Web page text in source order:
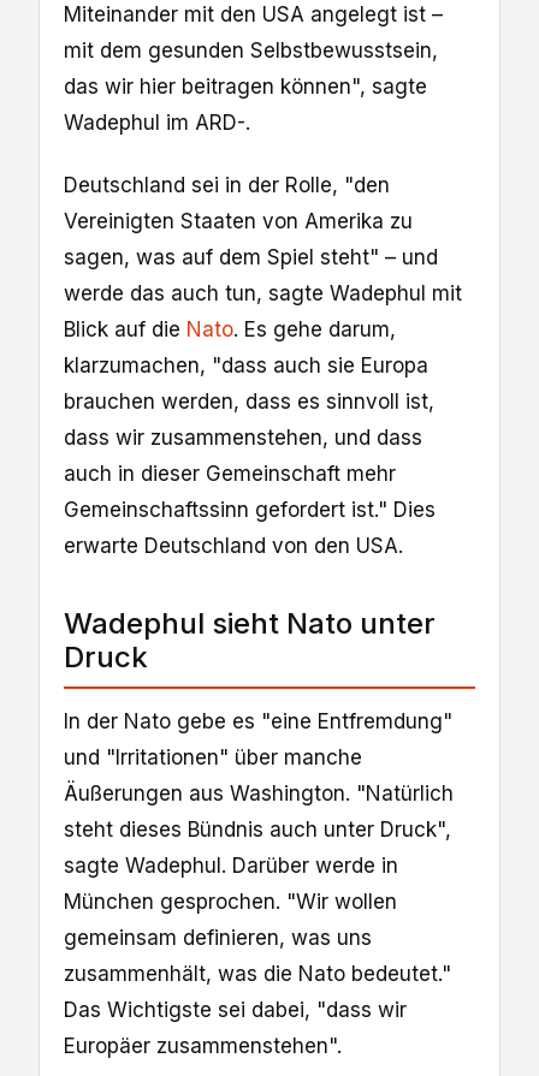
Miteinander mit den USA angelegt ist –
mit dem gesunden Selbstbewusstsein,
das wir hier beitragen können", sagte
Wadephul im ARD-.
Deutschland sei in der Rolle, "den
Vereinigten Staaten von Amerika zu
sagen, was auf dem Spiel steht" – und
werde das auch tun, sagte Wadephul mit
Blick auf die Nato. Es gehe darum,
klarzumachen, "dass auch sie Europa
brauchen werden, dass es sinnvoll ist,
dass wir zusammenstehen, und dass
auch in dieser Gemeinschaft mehr
Gemeinschaftssinn gefordert ist." Dies
erwarte Deutschland von den USA.
Wadephul sieht Nato unter
Druck
In der Nato gebe es "eine Entfremdung"
und "Irritationen" über manche
Äußerungen aus Washington. "Natürlich
steht dieses Bündnis auch unter Druck",
sagte Wadephul. Darüber werde in
München gesprochen. "Wir wollen
gemeinsam definieren, was uns
zusammenhält, was die Nato bedeutet."
Das Wichtigste sei dabei, "dass wir
Europäer zusammenstehen".